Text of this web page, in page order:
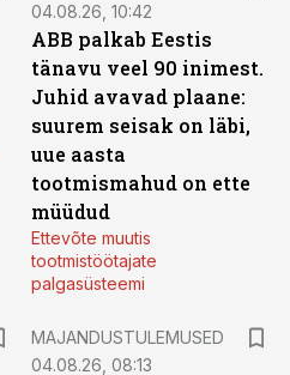
04.08.26, 10:42
ABB palkab Eestis
tänavu veel 90 inimest.
Juhid avavad plaane:
suurem seisak on läbi,
uue aasta
tootmismahud on ette
müüdud
Ettevõte muutis
tootmistöötajate
palgasüsteemi
MAJANDUSTULEMUSED
04.08.26, 08:13